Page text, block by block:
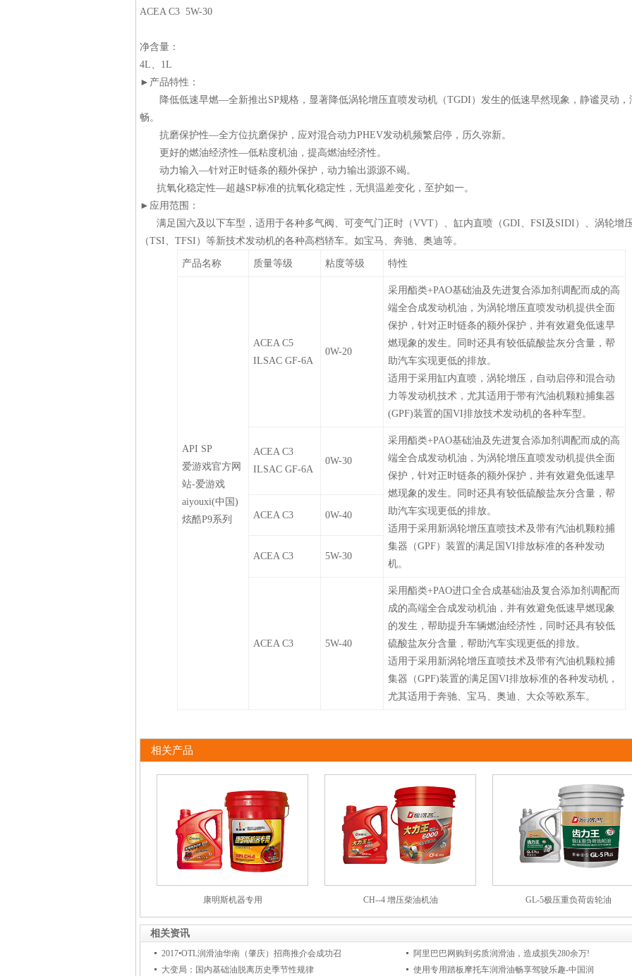
ACEA C3 5W-30
净含量：
4L、1L
►产品特性：
降低低速早燃—全新推出SP规格，显著降低涡轮增压直喷发动机（TGDI）发生的低速早然现象，静谧灵动，
畅。
抗磨保护性—全方位抗磨保护，应对混合动力PHEV发动机频繁启停，历久弥新。
更好的燃油经济性—低粘度机油，提高燃油经济性。
动力输入—针对正时链条的额外保护，动力输出源源不竭。
抗氧化稳定性—超越SP标准的抗氧化稳定性，无惧温差变化，至护如一。
►应用范围：
满足国六及以下车型，适用于各种多气阀、可变气门正时（VVT）、缸内直喷（GDI、FSI及SIDI）、涡轮增
（TSI、TFSI）等新技术发动机的各种高档轿车。如宝马、奔驰、奥迪等。
产品名称 质量等级 粘度等级 特性
API SP
爱游戏官方网
站-爱游戏
aiyouxi(中国)
炫酷P9系列
ACEA C5
ILSAC GF-6A
0W-20
采用酯类+PAO基础油及先进复合添加剂调配而成的高
端全合成发动机油，为涡轮增压直喷发动机提供全面
保护，针对正时链条的额外保护，并有效避免低速早
燃现象的发生。同时还具有较低硫酸盐灰分含量，帮
助汽车实现更低的排放。
适用于采用缸内直喷，涡轮增压，自动启停和混合动
力等发动机技术，尤其适用于带有汽油机颗粒捕集器
(GPF)装置的国VI排放技术发动机的各种车型。
ACEA C3
ILSAC GF-6A
0W-30
采用酯类+PAO基础油及先进复合添加剂调配而成的高
端全合成发动机油，为涡轮增压直喷发动机提供全面
保护，针对正时链条的额外保护，并有效避免低速早
燃现象的发生。同时还具有较低硫酸盐灰分含量，帮
助汽车实现更低的排放。
适用于采用新涡轮增压直喷技术及带有汽油机颗粒捕
集器（GPF）装置的满足国VI排放标准的各种发动
机。
ACEA C3 0W-40
ACEA C3 5W-30
ACEA C3 5W-40
采用酯类+PAO进口全合成基础油及复合添加剂调配而
成的高端全合成发动机油，并有效避免低速早燃现象
的发生，帮助提升车辆燃油经济性，同时还具有较低
硫酸盐灰分含量，帮助汽车实现更低的排放。
适用于采用新涡轮增压直喷技术及带有汽油机颗粒捕
集器（GPF)装置的满足国VI排放标准的各种发动机，
尤其适用于奔驰、宝马、奥迪、大众等欧系车。
相关产品
康明斯机器专用 CH--4 增压柴油机油 GL-5极压重负荷齿轮油
相关资讯
2017•OTL润滑油华南（肇庆）招商推介会成功召
阿里巴巴网购到劣质润滑油，造成损失280余万!
大变局：国内基础油脱离历史季节性规律
使用专用踏板摩托车润滑油畅享驾驶乐趣-中国润